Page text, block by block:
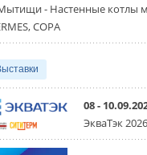
работающую
Mitsubishi
- Настенные котлы
COPA
08 -
ЭкваТэк 2026